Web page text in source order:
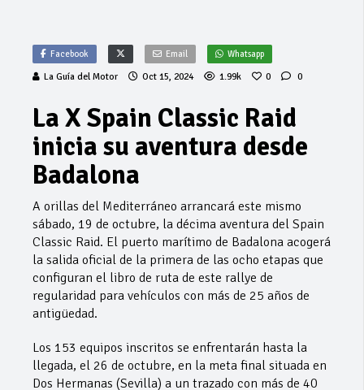
Facebook Email Whatsapp
La Guía del Motor Oct 15, 2024 1.99k 0 0
La X Spain Classic Raid
inicia su aventura desde
Badalona
A orillas del Mediterráneo arrancará este mismo
sábado, 19 de octubre, la décima aventura del Spain
Classic Raid. El puerto marítimo de Badalona acogerá
la salida oficial de la primera de las ocho etapas que
configuran el libro de ruta de este rallye de
regularidad para vehículos con más de 25 años de
antigüedad.
Los 153 equipos inscritos se enfrentarán hasta la
llegada, el 26 de octubre, en la meta final situada en
Dos Hermanas (Sevilla) a un trazado con más de 40